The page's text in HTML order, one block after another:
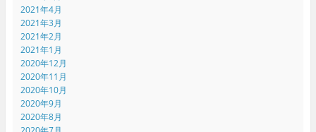
2021年4月
2021年3月
2021年2月
2021年1月
2020年12月
2020年11月
2020年10月
2020年9月
2020年8月